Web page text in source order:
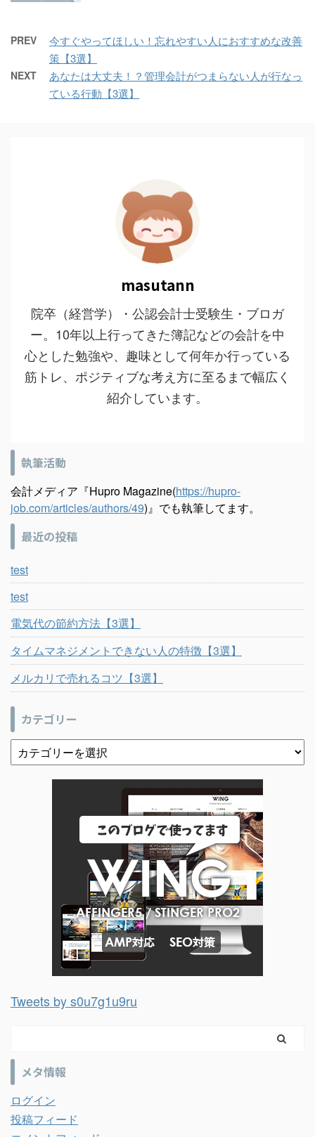
PREV
今すぐやってほしい！忘れやすい人におすすめな改善
策【3選】
NEXT
あなたは大丈夫！？管理会計がつまらない人が行なっ
ている行動【3選】
masutann
院卒（経営学）・公認会計士受験生・ブロガ
ー。10年以上行ってきた簿記などの会計を中
心とした勉強や、趣味として何年か行っている
筋トレ、ポジティブな考え方に至るまで幅広く
紹介しています。
執筆活動
会計メディア『Hupro Magazine(https://hupro-
job.com/articles/authors/49)』でも執筆してます。
最近の投稿
test
test
電気代の節約方法【3選】
タイムマネジメントできない人の特徴【3選】
メルカリで売れるコツ【3選】
カテゴリー
Tweets by s0u7g1u9ru
メタ情報
ログイン
投稿フィード